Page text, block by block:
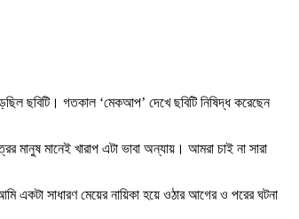
ছবিটি। গতকাল ‘মেকআপ’ দেখে ছবিটি নিষিদ্ধ করেছেন
মানেই খারাপ এটা ভাবা অন্যায়। আমরা চাই না সারা
একটা সাধারণ মেয়ের নায়িকা হয়ে ওঠার আগের ও পরের ঘটনা